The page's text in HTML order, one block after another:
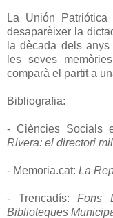
La Unión
desaparèixer la
la dècada dels
les seves
comparà el partit a
Bibliografia:
- Ciències Socials
Rivera: el directori
- Memoria.cat: La
- Trencadís: Fons
Biblioteques